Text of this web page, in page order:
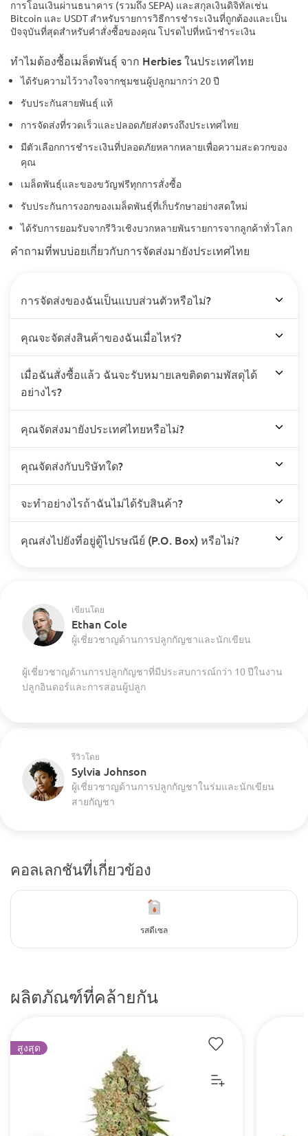
การโอนเงินผ่านธนาคาร (รวมถึง SEPA) และสกุลเงินดิจิทัลเช่น
Bitcoin และ USDT สำหรับรายการวิธีการชำระเงินที่ถูกต้องและเป็น
ปัจจุบันที่สุดสำหรับคำสั่งซื้อของคุณ โปรดไปที่หน้าชำระเงิน
ทำไมต้องซื้อเมล็ดพันธุ์ จาก Herbies ในประเทศไทย
ได้รับความไว้วางใจจากชุมชนผู้ปลูกมากว่า 20 ปี
รับประกันสายพันธุ์ แท้
การจัดส่งที่รวดเร็วและปลอดภัยส่งตรงถึงประเทศไทย
มีตัวเลือกการชำระเงินที่ปลอดภัยหลากหลายเพื่อความสะดวกของ
คุณ
เมล็ดพันธุ์และของขวัญฟรีทุกการสั่งซื้อ
รับประกันการงอกของเมล็ดพันธุ์ที่เก็บรักษาอย่างสดใหม่
ได้รับการยอมรับจากรีวิวเชิงบวกหลายพันรายการจากลูกค้าทั่วโลก
คำถามที่พบบ่อยเกี่ยวกับการจัดส่งมายังประเทศไทย
การจัดส่งของฉันเป็นแบบส่วนตัวหรือไม่?
คุณจะจัดส่งสินค้าของฉันเมื่อไหร่?
เมื่อฉันสั่งซื้อแล้ว ฉันจะรับหมายเลขติดตามพัสดุได้
อย่างไร?
คุณจัดส่งมายังประเทศไทยหรือไม่?
คุณจัดส่งกับบริษัทใด?
จะทำอย่างไรถ้าฉันไม่ได้รับสินค้า?
คุณส่งไปยังที่อยู่ตู้ไปรษณีย์ (P.O. Box) หรือไม่?
เขียนโดย
Ethan Cole
ผู้เชี่ยวชาญด้านการปลูกกัญชาและนักเขียน
ผู้เชี่ยวชาญด้านการปลูกกัญชาที่มีประสบการณ์กว่า 10 ปีในงาน
ปลูกอินดอร์และการสอนผู้ปลูก
รีวิวโดย
Sylvia Johnson
ผู้เชี่ยวชาญด้านการปลูกกัญชาในร่มและนักเขียน
สายกัญชา
คอลเลกชันที่เกี่ยวข้อง
รสดีเซล
ผลิตภัณฑ์ที่คล้ายกัน
สูงสุด